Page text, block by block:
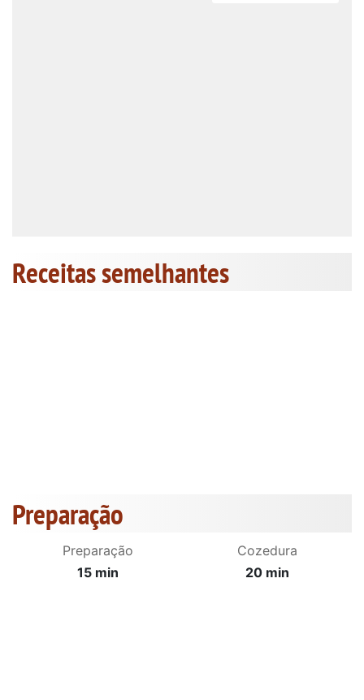
Receitas semelhantes
Preparação
Preparação
15 min
Cozedura
20 min